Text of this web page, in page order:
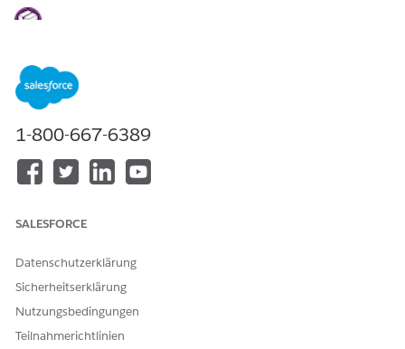
Verwalten von Rollups zum Beschleunigen von
Datenladungen (verwaltetes Paket)
Über die Benutzeroberfläche an einem einzelnen
Datensatz für die Mitgliedschaft bei einem Finanz-Account
Änderungen lösen sofortige RBL-Aktualisierungen aus.
Über Massenvorgänge oder den Gruppengenerator
Warteschlange der Aktualisierungen ein, was bedeutet,
RBL aktiviert sind. Bevor Sie Vorgänge zum Einfügen oder
Aktualisieren initiieren, können Sie Rollups deaktivieren,
steuern, ob Rollup-Regeln für Nachschlagevorgänge oder
Datensatz-Rollups für Ihre Organisation oder für ein
1-800-667-6389
SALESFORCE
Datenschutzerklärung
Sicherheitserklärung
Nutzungsbedingungen
Teilnahmerichtlinien